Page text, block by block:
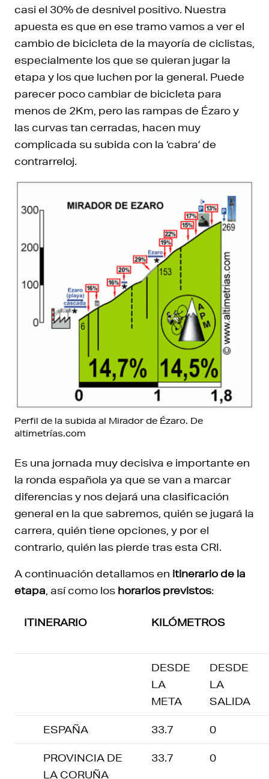
casi el 30% de desnivel positivo. Nuestra
apuesta es que en ese tramo vamos a ver el
cambio de bicicleta de la mayoría de ciclistas,
especialmente los que se quieran jugar la
etapa y los que luchen por la general. Puede
parecer poco cambiar de bicicleta para
menos de 2Km, pero las rampas de Ézaro y
las curvas tan cerradas, hacen muy
complicada su subida con la ‘cabra’ de
contrarreloj.
Perfil de la subida al Mirador de Ézaro. De
altimetrías.com
Es una jornada muy decisiva e importante en
la ronda española ya que se van a marcar
diferencias y nos dejará una clasificación
general en la que sabremos, quién se jugará la
carrera, quién tiene opciones, y por el
contrario, quién las pierde tras esta CRI.
A continuación detallamos en itinerario de la
etapa, así como los horarios previstos:
ITINERARIO KILÓMETROS
DESDE
LA
META
DESDE
LA
SALIDA
ESPAÑA 33.7 0
PROVINCIA DE
LA CORUÑA
33.7 0